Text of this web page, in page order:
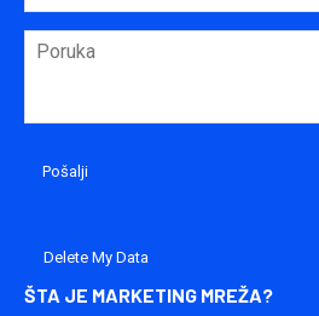
Delete My Data
ŠTA JE MARKETING MREŽA?